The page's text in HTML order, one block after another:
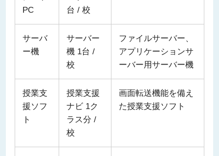
PC
台 / 校
サーバ
ー機
サーバー
機 1台 /
校
ファイルサーバー、
アプリケーションサ
ーバー用サーバー機
授業支
援ソフ
ト
授業支援
ナビ 1ク
ラス分 /
校
画面転送機能を備え
た授業支援ソフト